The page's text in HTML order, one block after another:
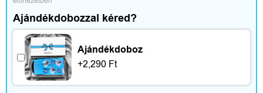
k
O
Ajándékdobozzal kéred?
Ajándékdoboz
+2,290 Ft